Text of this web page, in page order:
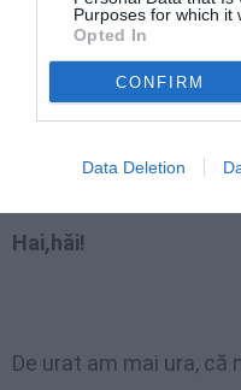
Purposes for which it
Opted In
CONFIRM
Data Deletion
Foaie verde de prin
sunati din zurgălăi.
Hai,hăi!
De urat am mai ura,